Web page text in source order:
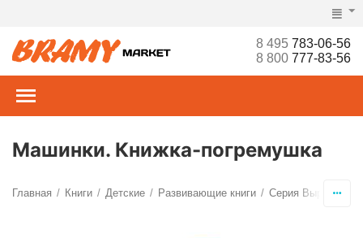
8 495783-06-56
8 800777-83-56
Машинки. Книжка-погремушка
Главная / Книги / Детские / Развивающие книги / Серия Вырубки на